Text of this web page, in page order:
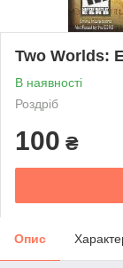
Two Worlds:
В наявності
Роздріб
100 ₴
Опис